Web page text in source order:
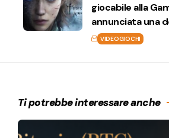
giocabile alla
annunciata una
VIDEOGIOCHI
Ti potrebbe interessare anche